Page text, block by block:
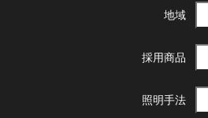
地域
採用商品
照明手法